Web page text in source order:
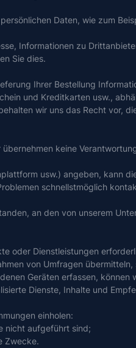
Daten, wie zum
Informationen zu
Sie dies.
Ihrer Bestellung
und Kreditkarten usw.,
wir uns das Recht vor,
keine
usw.) angeben, kann
schnellstmöglich
an den von unserem
oder Dienstleistungen
von Umfragen
Geräten erfassen,
Dienste, Inhalte und
einholen:
nicht aufgeführt sind;
Zwecke.